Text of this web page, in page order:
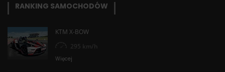
RANKING SAMOCHODÓW
KTM X-BOW
295 km/h
Więcej